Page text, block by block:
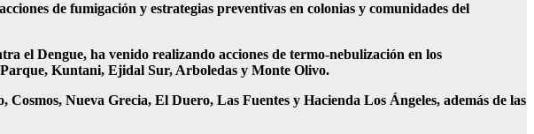
de fumigación y estrategias preventivas en colonias y comunidades del
el Dengue, ha venido realizando acciones de termo-nebulización en los
Kuntani, Ejidal Sur, Arboledas y Monte Olivo.
Nueva Grecia, El Duero, Las Fuentes y Hacienda Los Ángeles, además de las